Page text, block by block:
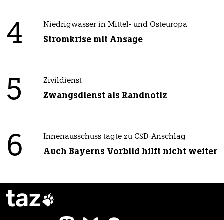
4 Niedrigwasser in Mittel- und Osteuropa
Stromkrise mit Ansage
5 Zivildienst
Zwangsdienst als Randnotiz
6 Innenausschuss tagte zu CSD-Anschlag
Auch Bayerns Vorbild hilft nicht weiter
taz